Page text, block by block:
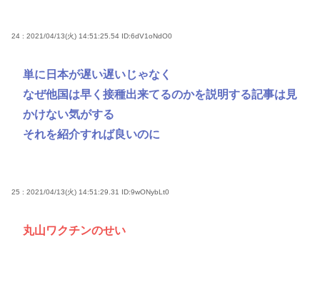
24 : 2021/04/13(火) 14:51:25.54 ID:6dV1oNdO0
単に日本が遅い遅いじゃなく
なぜ他国は早く接種出来てるのかを説明する記事は見
かけない気がする
それを紹介すれば良いのに
25 : 2021/04/13(火) 14:51:29.31 ID:9wONybLt0
丸山ワクチンのせい